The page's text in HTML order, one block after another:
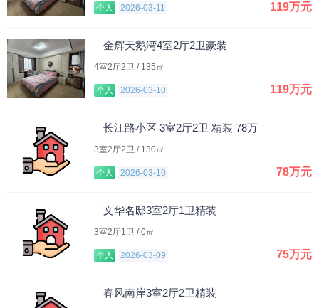
个人 2026-03-11 119万元
金辉天鹅湾4室2厅2卫豪装
4室2厅2卫 / 135㎡
个人 2026-03-10 119万元
长江路小区 3室2厅2卫 精装 78万
3室2厅2卫 / 130㎡
个人 2026-03-10 78万元
文华名邸3室2厅1卫精装
3室2厅1卫 / 0㎡
个人 2026-03-09 75万元
春风南岸3室2厅2卫精装